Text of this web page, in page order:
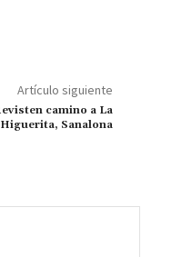
r
n
k
Artículo siguiente
camino a La
Higuerita, Sanalona